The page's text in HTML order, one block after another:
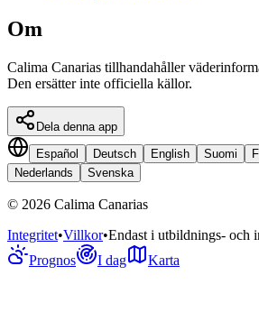
Om
Calima Canarias tillhandahåller
Den ersätter inte officiella källor.
Dela denna app
Español
Deutsch English Suomi
Nederlands
Svenska
© 2026 Calima Canarias
Integritet•Villkor•Endast i utbildnings- och
Prognos
I dag Karta